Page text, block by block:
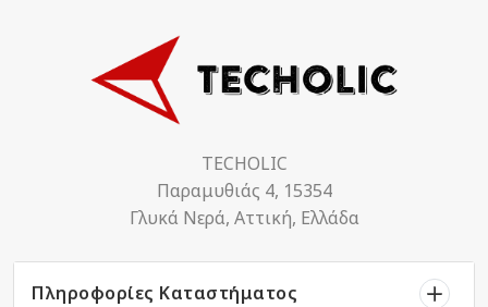
TECHOLIC
Παραμυθιάς 4, 15354
Γλυκά Νερά, Αττική, Ελλάδα
Πληροφορίες Καταστήματος